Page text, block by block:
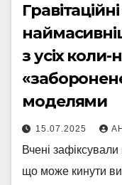
з усіх
моделями
15.07.2025
Вчені
що може кинути